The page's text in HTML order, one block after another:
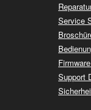
Service
Support